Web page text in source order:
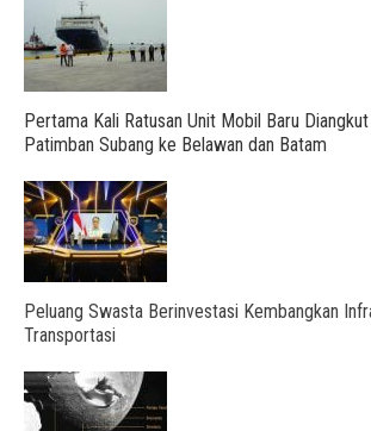
Pertama Kali Ratusan Unit Mobil Baru
Patimban Subang ke Belawan dan Batam
Peluang Swasta Berinvestasi Kembangkan
Transportasi